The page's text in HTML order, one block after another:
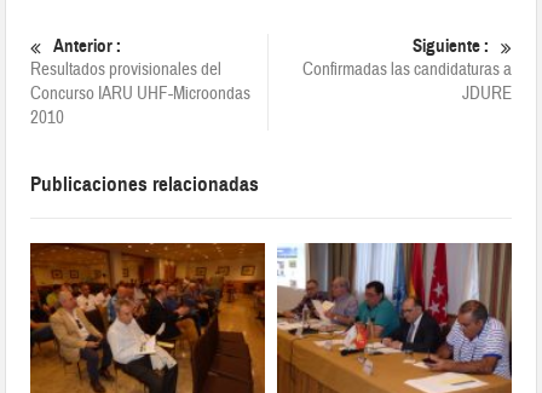
Anterior :
Resultados provisionales del
Concurso IARU UHF-Microondas
2010
Siguiente :
Confirmadas las candidaturas a
JDURE
Publicaciones relacionadas